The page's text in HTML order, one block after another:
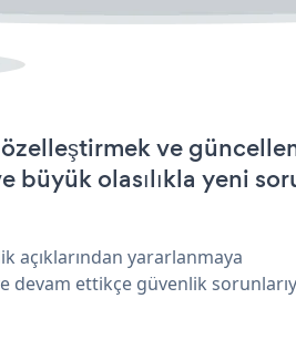
ve
büyük olasılıkla yeni
açıklarından yararlanmaya
devam ettikçe güvenlik